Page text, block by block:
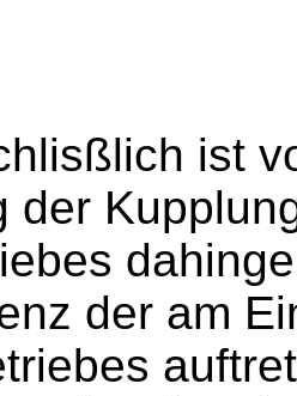
ist
der
der am